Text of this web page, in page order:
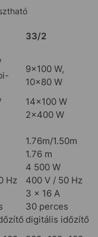
33/2
9×100 W,
10×80 W
14×100 W
2×400 W
1.76m/1.50m
1.76 m
4 500 W
Hz
400 V / 50 Hz
3 × 16 A
30 perces
digitális időzítő